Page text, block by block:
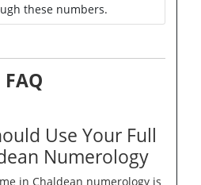
these numbers.
FAQ
Use Your Full
Numerology
in Chaldean numerology is